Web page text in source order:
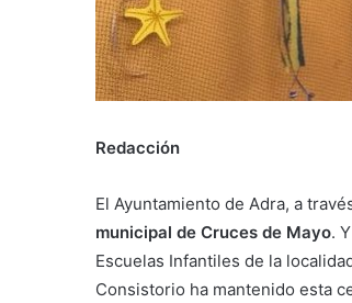
Redacción
El Ayuntamiento de Adra, a
municipal de Cruces de Mayo.
Escuelas Infantiles de la
Consistorio ha mantenido esta